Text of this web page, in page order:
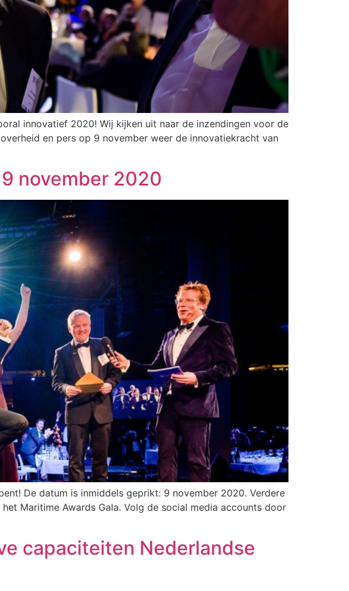
innovatief 2020! Wij kijken uit naar de inzendingen voor de
en pers op 9 november weer de innovatiekracht van
november 2020
De datum is inmiddels geprikt: 9 november 2020. Verdere
Maritime Awards Gala. Volg de social media accounts door
capaciteiten Nederlandse